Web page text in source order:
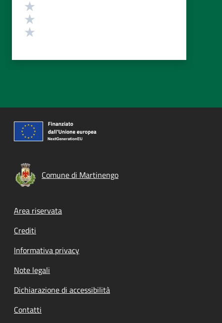
Comune di Martinengo
Footer menu
Area riservata
Crediti
Informativa privacy
Note legali
Dichiarazione di accessibilità
Contatti